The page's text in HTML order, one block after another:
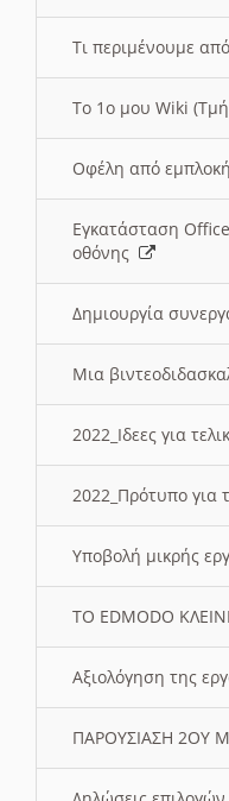
Τι περιμένουμε
Το 1ο μου Wiki
Οφέλη από
Εγκατάσταση
οθόνης
Δημιουργία
Μια
2022_Ιδεες για
2022_Πρότυπο για
Υποβολή μικρής
ΤΟ EDMODO
Αξιολόγηση της
ΠΑΡΟΥΣΙΑΣΗ